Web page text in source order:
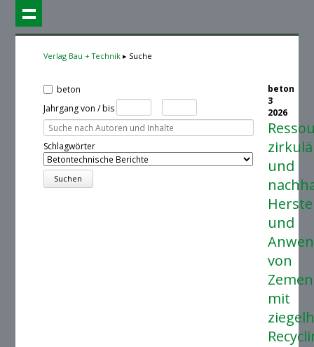
Verlag Bau + Technik Suche
beton
Jahrgang von / bis
Schlagwörter
beton
3
2026
und
und
von
mit